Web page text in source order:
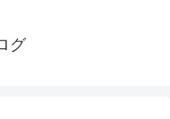
グ